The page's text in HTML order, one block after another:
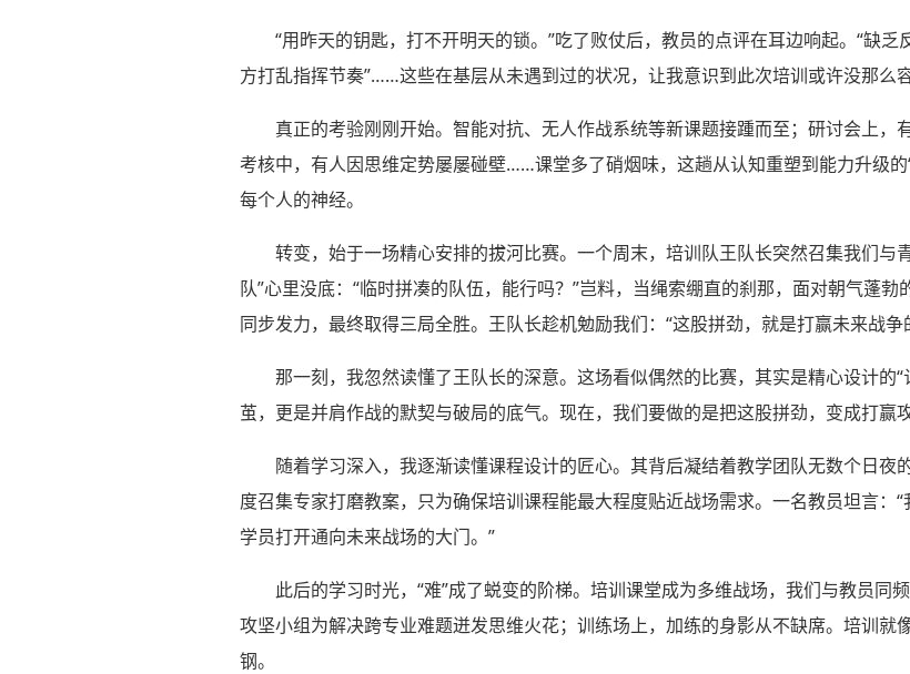
“用昨天的钥匙，打不开明天的锁。”吃了败仗后，教员的点评在耳边响起。“缺乏
方打乱指挥节奏”……这些在基层从未遇到过的状况，让我意识到此次培训或许没那么容
真正的考验刚刚开始。智能对抗、无人作战系统等新课题接踵而至；研讨会上，
考核中，有人因思维定势屡屡碰壁……课堂多了硝烟味，这趟从认知重塑到能力升级
每个人的神经。
转变，始于一场精心安排的拔河比赛。一个周末，培训队王队长突然召集我们与
队”心里没底：“临时拼凑的队伍，能行吗？”岂料，当绳索绷直的刹那，面对朝气蓬
同步发力，最终取得三局全胜。王队长趁机勉励我们：“这股拼劲，就是打赢未来战争
那一刻，我忽然读懂了王队长的深意。这场看似偶然的比赛，其实是精心设计的
茧，更是并肩作战的默契与破局的底气。现在，我们要做的是把这股拼劲，变成打赢
随着学习深入，我逐渐读懂课程设计的匠心。其背后凝结着教学团队无数个日夜
度召集专家打磨教案，只为确保培训课程能最大程度贴近战场需求。一名教员坦言：
学员打开通向未来战场的大门。”
此后的学习时光，“难”成了蜕变的阶梯。培训课堂成为多维战场，我们与教员同
攻坚小组为解决跨专业难题迸发思维火花；训练场上，加练的身影从不缺席。培训就
钢。